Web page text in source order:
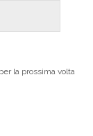
la prossima volta